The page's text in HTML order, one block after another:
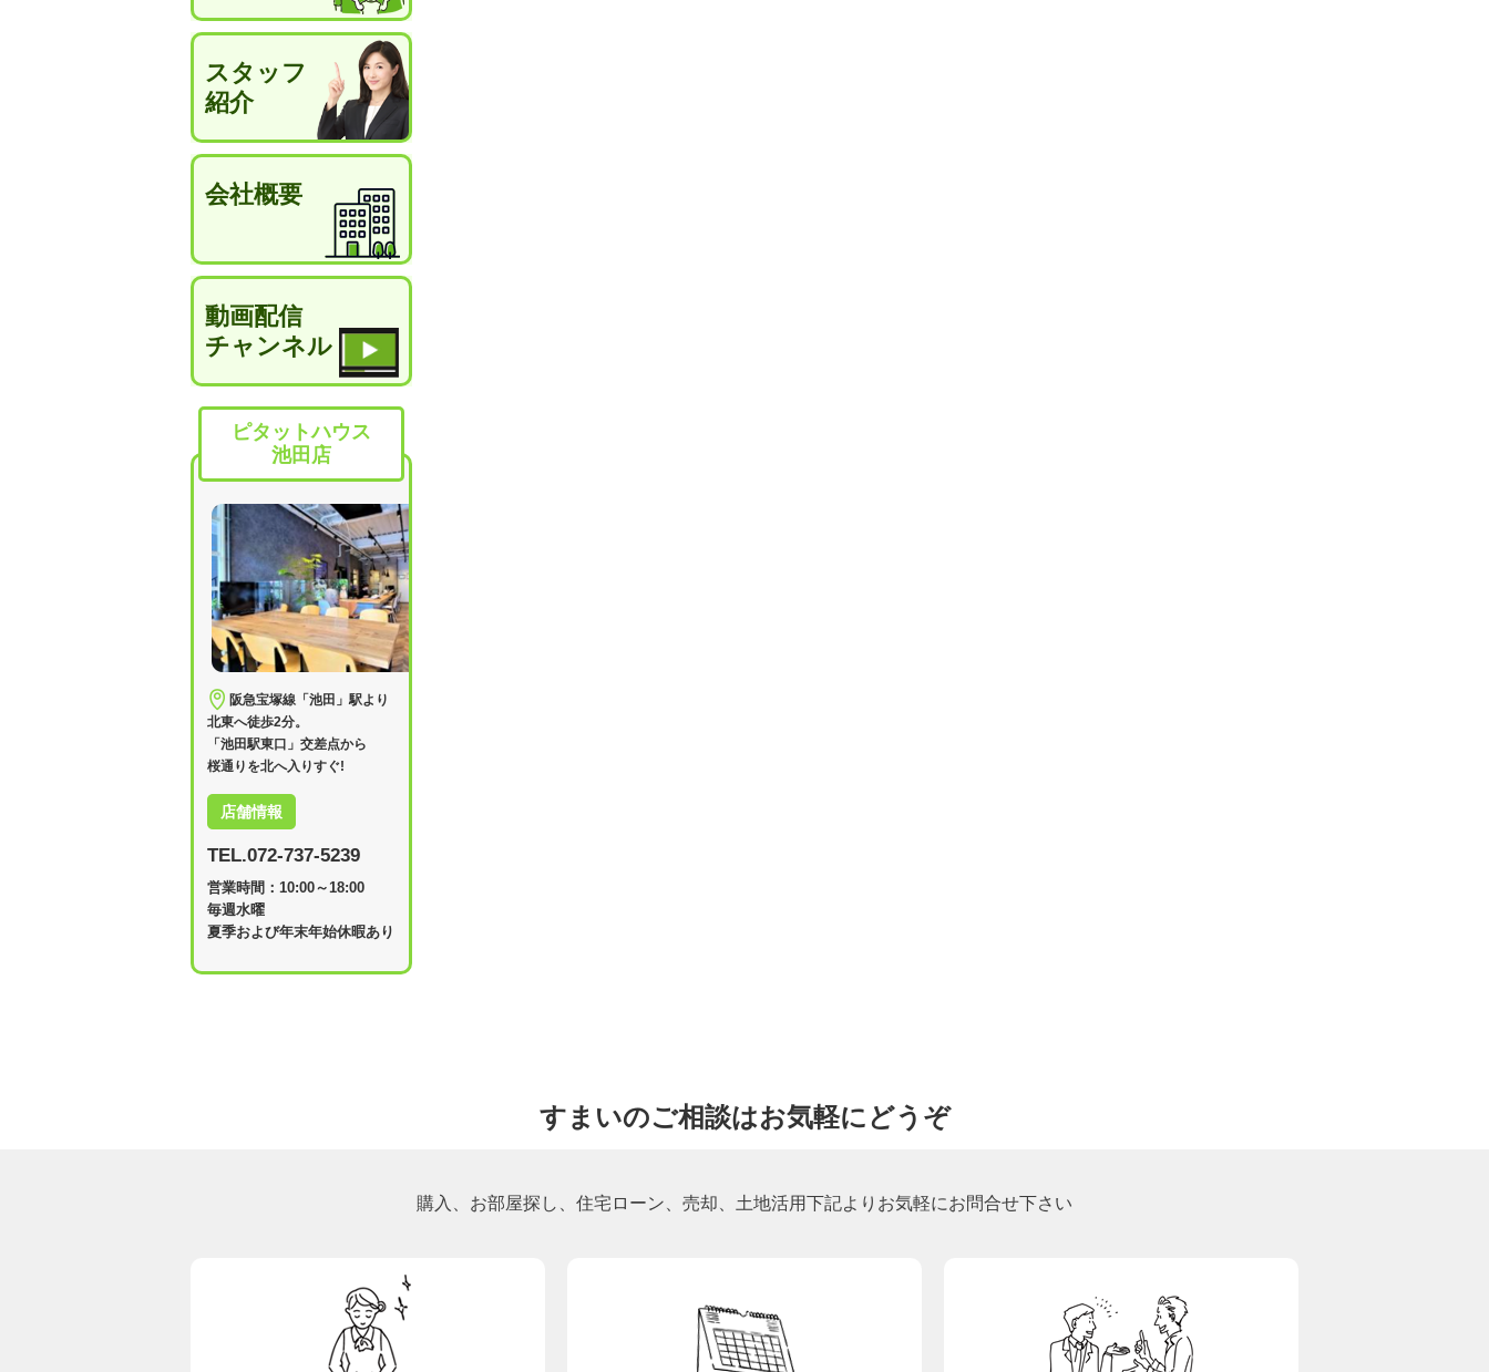
スタッフ
紹介
会社概要
動画配信
チャンネル
ピタットハウス
池田店
阪急宝塚線「池田」駅より
北東へ徒歩2分。
「池田駅東口」交差点から
桜通りを北へ入りすぐ!
店舗情報
TEL.072-737-5239
営業時間：10:00～18:00
毎週水曜
夏季および年末年始休暇あり
すまいのご相談はお気軽にどうぞ
購入、お部屋探し、住宅ローン、売却、土地活用下記よりお気軽にお問合せ下さい